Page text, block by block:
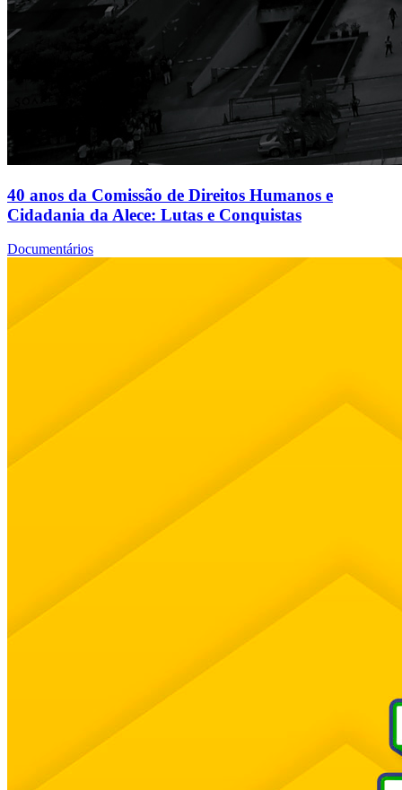
40 anos da Comissão de Direitos Humanos e
Cidadania da Alece: Lutas e Conquistas
Documentários